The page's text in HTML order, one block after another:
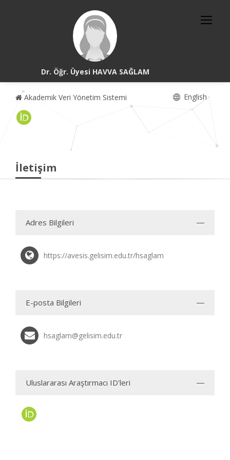
Dr. Öğr. Üyesi HAVVA SAĞLAM
Akademik Veri Yönetim Sistemi English
İletişim
Adres Bilgileri
https://avesis.gelisim.edu.tr/hsaglam
E-posta Bilgileri
hsaglam@gelisim.edu.tr
Uluslararası Araştırmacı ID'leri